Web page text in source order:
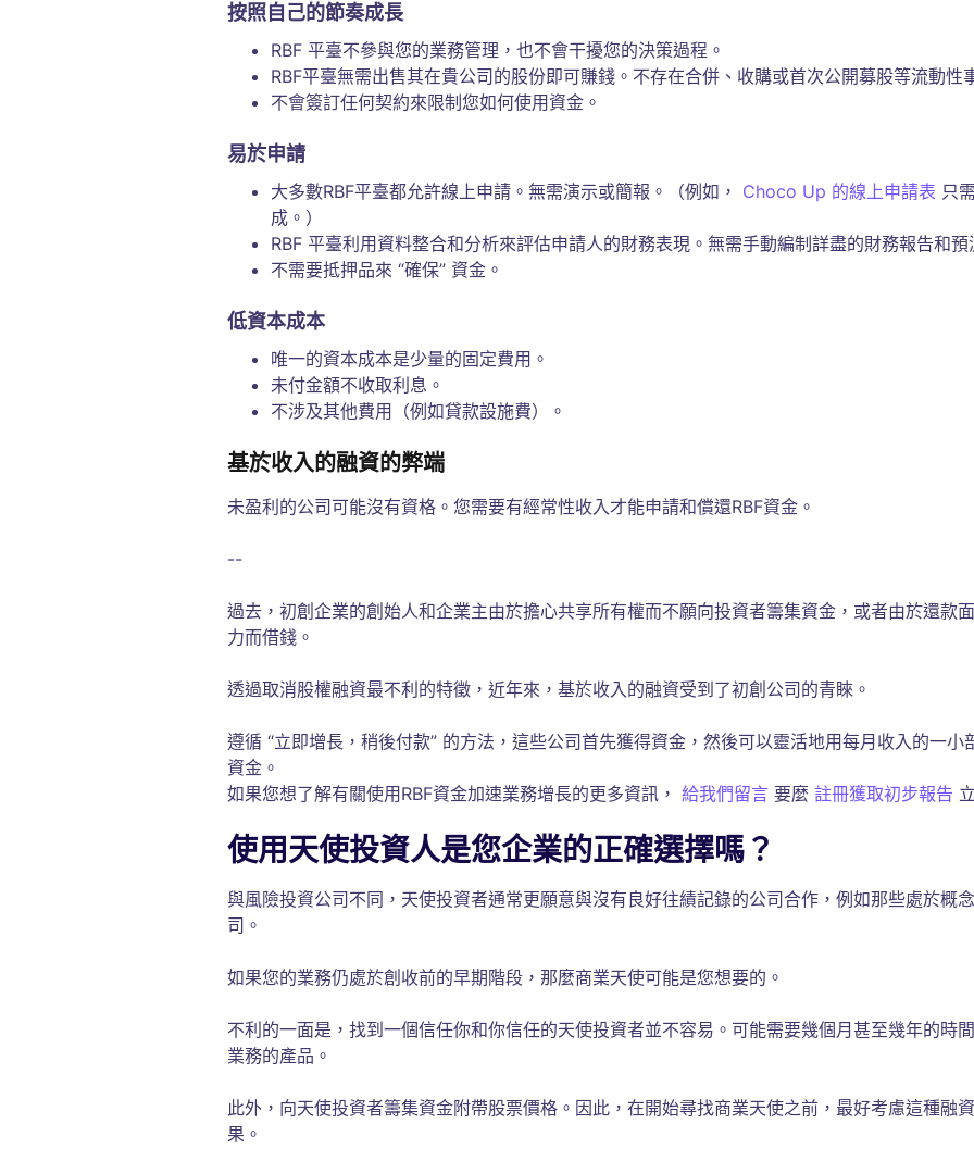
按照自己的節奏成長
RBF 平臺不參與您的業務管理，也不會干擾您的決策過程。
RBF平臺無需出售其在貴公司的股份即可賺錢。不存在合併、收購或首次公開募股等流動性
不會簽訂任何契約來限制您如何使用資金。
易於申請
大多數RBF平臺都允許線上申請。無需演示或簡報。（例如， Choco Up 的線上申請表 只
成。）
RBF 平臺利用資料整合和分析來評估申請人的財務表現。無需手動編制詳盡的財務報告和預
不需要抵押品來 “確保” 資金。
低資本成本
唯一的資本成本是少量的固定費用。
未付金額不收取利息。
不涉及其他費用（例如貸款設施費）。
基於收入的融資的弊端
未盈利的公司可能沒有資格。您需要有經常性收入才能申請和償還RBF資金。
--
過去，初創企業的創始人和企業主由於擔心共享所有權而不願向投資者籌集資金，或者由於還款
力而借錢。
透過取消股權融資最不利的特徵，近年來，基於收入的融資受到了初創公司的青睞。
遵循 “立即增長，稍後付款” 的方法，這些公司首先獲得資金，然後可以靈活地用每月收入的一小
資金。
如果您想了解有關使用RBF資金加速業務增長的更多資訊， 給我們留言要麼 註冊獲取初步報告
使用天使投資人是您企業的正確選擇嗎？
與風險投資公司不同，天使投資者通常更願意與沒有良好往績記錄的公司合作，例如那些處於概
司。
如果您的業務仍處於創收前的早期階段，那麼商業天使可能是您想要的。
不利的一面是，找到一個信任你和你信任的天使投資者並不容易。可能需要幾個月甚至幾年的時
業務的產品。
此外，向天使投資者籌集資金附帶股票價格。因此，在開始尋找商業天使之前，最好考慮這種融
果。